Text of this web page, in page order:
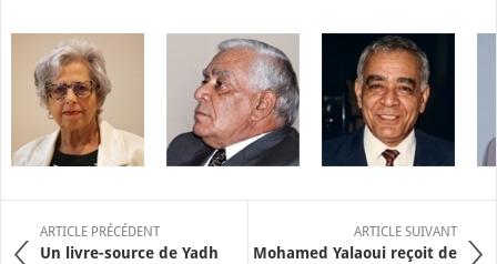
ARTICLE PRÉCÉDENT
Un livre-source de Yadh
ARTICLE SUIVANT
Mohamed Yalaoui reçoit de